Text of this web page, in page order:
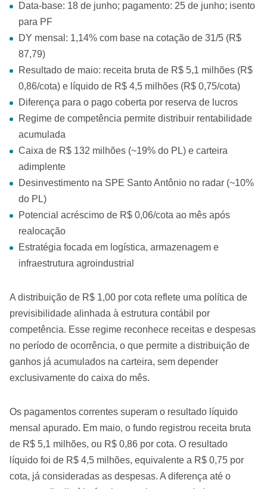
Data-base: 18 de junho; pagamento: 25 de junho; isento
para PF
DY mensal: 1,14% com base na cotação de 31/5 (R$
87,79)
Resultado de maio: receita bruta de R$ 5,1 milhões (R$
0,86/cota) e líquido de R$ 4,5 milhões (R$ 0,75/cota)
Diferença para o pago coberta por reserva de lucros
Regime de competência permite distribuir rentabilidade
acumulada
Caixa de R$ 132 milhões (~19% do PL) e carteira
adimplente
Desinvestimento na SPE Santo Antônio no radar (~10%
do PL)
Potencial acréscimo de R$ 0,06/cota ao mês após
realocação
Estratégia focada em logística, armazenagem e
infraestrutura agroindustrial
A distribuição de R$ 1,00 por cota reflete uma política de
previsibilidade alinhada à estrutura contábil por
competência. Esse regime reconhece receitas e despesas
no período de ocorrência, o que permite a distribuição de
ganhos já acumulados na carteira, sem depender
exclusivamente do caixa do mês.
Os pagamentos correntes superam o resultado líquido
mensal apurado. Em maio, o fundo registrou receita bruta
de R$ 5,1 milhões, ou R$ 0,86 por cota. O resultado
líquido foi de R$ 4,5 milhões, equivalente a R$ 0,75 por
cota, já consideradas as despesas. A diferença até o